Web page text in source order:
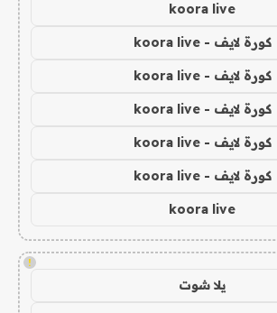
koora live
كورة لايف - koora live
كورة لايف - koora live
كورة لايف - koora live
كورة لايف - koora live
كورة لايف - koora live
koora live
!
يلا شوت